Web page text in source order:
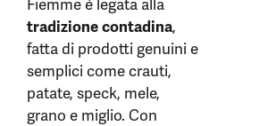
Fiemme è legata alla
tradizione contadina,
fatta di prodotti genuini e
semplici come crauti,
patate, speck, mele,
grano e miglio. Con